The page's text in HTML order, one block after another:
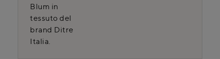
Blum in
tessuto del
brand Ditre
Italia.